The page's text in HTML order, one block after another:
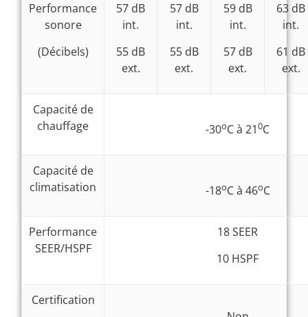
Performance
sonore
(Décibels)
57 dB
int.
55 dB
ext.
57 dB
int.
55 dB
ext.
59 dB
int.
57 dB
ext.
63 dB
int.
61 dB
ext.
Capacité de
chauffage
-30oC à 210C
Capacité de
climatisation
-18oC à 46oC
Performance
SEER/HSPF
18 SEER
10 HSPF
Certification